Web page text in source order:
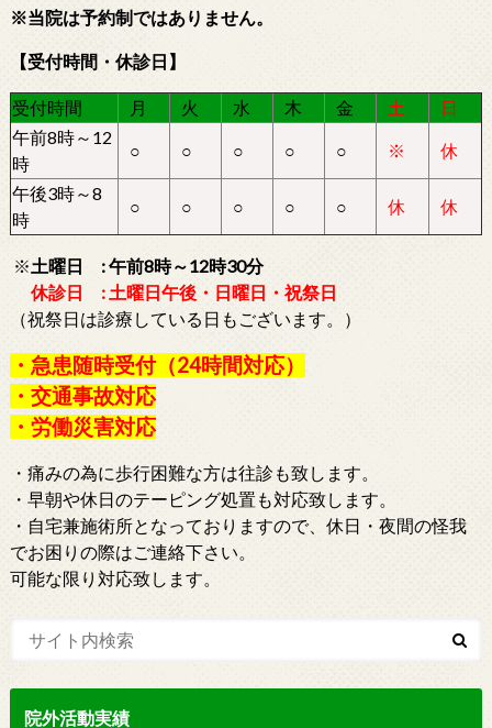
※当院は予約制ではありません。
【受付時間・休診日】
受付時間 月 火 水 木 金 土
日
午前8時～12
時
○ ○ ○ ○ ○ ※ 休
午後3時～8
時
○ ○ ○ ○ ○ 休 休
※土曜日 : 午前8時～12時30分
休診日 : 土曜日午後・日曜日・祝祭日
（祝祭日は診療している日もございます。）
・急患随時受付（24時間対応）
・交通事故対応
・労働災害対応
・痛みの為に歩行困難な方は往診も致します。
・早朝や休日のテーピング処置も対応致します。
・自宅兼施術所となっておりますので、休日・夜間の怪我
でお困りの際はご連絡下さい。
可能な限り対応致します。
院外活動実績